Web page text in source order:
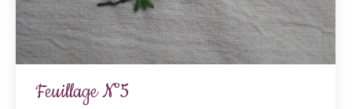
Feuillage N°5